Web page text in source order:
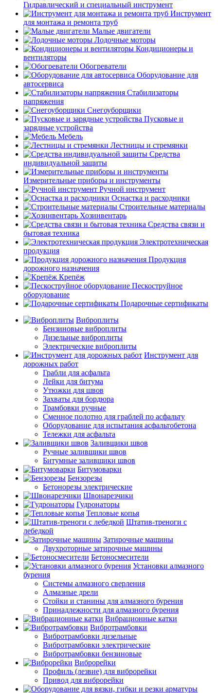
Гидравлический и специальный инструмент
Инструмент
для монтажа и ремонта труб
Малые двигатели
Лодочные моторы
Кондиционеры и
вентиляторы
Обогреватели
Оборудование для
автосервиса
Стабилизаторы
напряжения
Снегоуборщики
Пусковые и
зарядные устройства
Мебель
Лестницы и стремянки
Средства
индивидуальной защиты
Измерительные приборы и инструменты
Ручной инструмент
Оснастка и расходники
Строительные материалы
Хозинвентарь
Средства связи и
бытовая техника
Электротехническая
продукция
Продукция
дорожного назначения
Крепёж
Пескоструйное
оборудование
Подарочные сертификаты
Виброплиты
Бензиновые виброплиты
Дизельные виброплиты
Электрические виброплиты
Инструмент для
дорожных работ
Грабли для асфальта
Лейки для битума
Утюжки для швов
Захваты для бордюра
Трамбовки ручные
Сменное полотно для граблей по асфальту
Оборудование для испытания асфальтобетона
Тележки для асфальта
Заливщики швов
Ручные заливщики швов
Битумные заливщики швов
Битумоварки
Бензорезы
Бетонорезы электрические
Швонарезчики
Гудронаторы
Тепловые копья
Штатив-треноги с
лебедкой
Затирочные машины
Двухроторные затирочные машины
Бетоносмесители
Установки алмазного
бурения
Системы алмазного сверления
Алмазные дрели
Стойки и станины для алмазного бурения
Принадлежности для алмазного бурения
Вибрационные катки
Вибротрамбовки
Вибротрамбовки дизельные
Вибротрамбовки электрические
Вибротрамбовки бензиновые
Виброрейки
Профиль (лезвие) для виброрейки
Привод для виброрейки